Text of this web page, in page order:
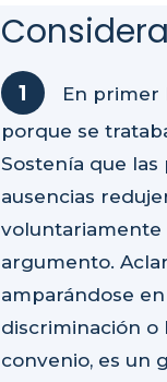
En primer
porque se
Sostenía que
ausencias
voluntariamente
argumento.
amparándose
discriminación o
convenio, es un